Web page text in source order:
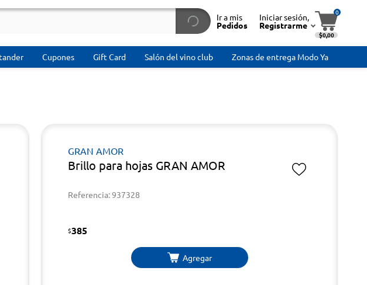
Ir a mis
Pedidos
Iniciar sesión,
Registrarme
0
$0,00
Cupones Gift Card Salón del vino club Zonas de entrega Modo Ya
GRAN AMOR
Brillo para hojas GRAN AMOR
Referencia: 937328
$385
Agregar